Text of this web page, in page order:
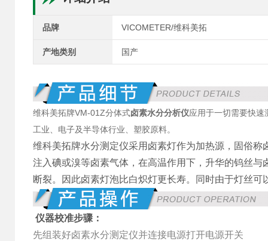
品牌 VICOMETER/维科美拓
产地类别 国产
维科美拓牌VM-01Z分体式卤素水分分析仪应用于一切需要快
工业、电子及半导体行业、塑胶原料。
维科美拓牌水分测定仪采用卤素灯作为加热源，固俗
注入碘或溴等卤素气体，在高温作用下，升华的钨丝
断裂。因此卤素灯泡比白炽灯更长寿。同时由于灯丝
仪器校准步骤：
先组装好卤素水分测定仪并连接电源打开电源开关